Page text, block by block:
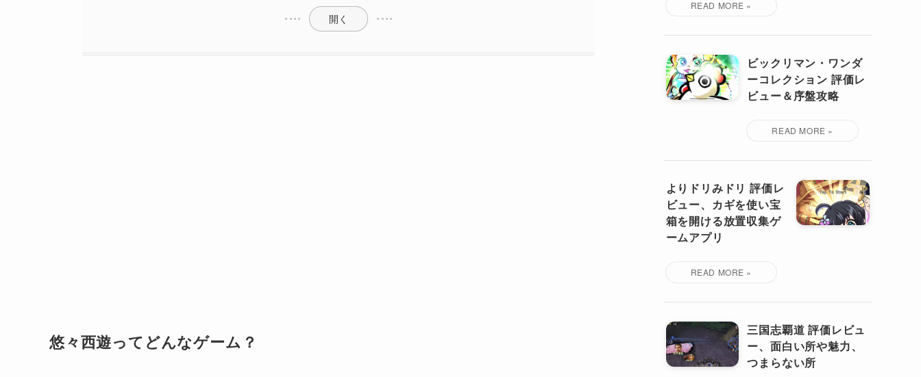
開く
悠々西遊ってどんなゲーム？
ビックリマン・ワンダ
ーコレクション 評価レ
ビュー＆序盤攻略
よりドリみドリ 評価レ
ビュー、カギを使い宝
箱を開ける放置収集ゲ
ームアプリ
三国志覇道 評価レビュ
ー、面白い所や魅力、
つまらない所